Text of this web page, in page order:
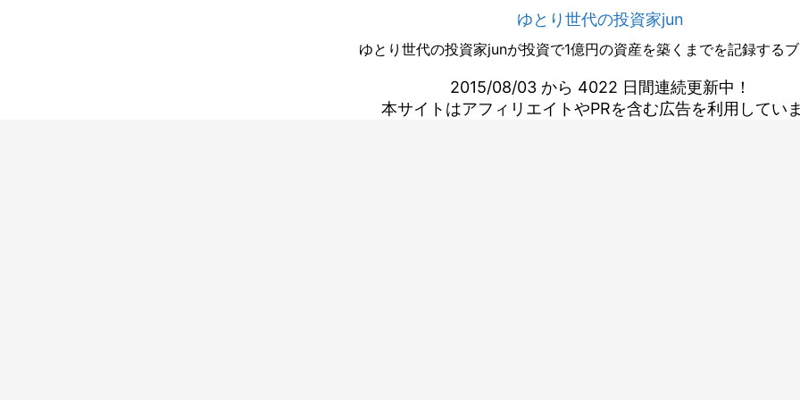
ゆとり世代の投資家jun
ゆとり世代の投資家junが投資で1億円の資産を築くまでを記録するブ
2015/08/03 から 4022 日間連続更新中！
本サイトはアフィリエイトやPRを含む広告を利用してい